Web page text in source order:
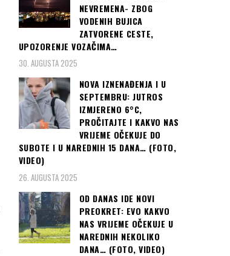
NEVREMENA- ZBOG
VODENIH BUJICA
ZATVORENE CESTE,
UPOZORENJE VOZAČIMA…
30. AUGUSTA 2025
NOVA IZNENAĐENJA I U
SEPTEMBRU: JUTROS
IZMJERENO 6°C,
PROČITAJTE I KAKVO NAS
VRIJEME OČEKUJE DO
SUBOTE I U NAREDNIH 15 DANA… (FOTO,
VIDEO)
26. AUGUSTA 2025
OD DANAS IDE NOVI
PREOKRET: EVO KAKVO
NAS VRIJEME OČEKUJE U
NAREDNIH NEKOLIKO
DANA… (FOTO, VIDEO)